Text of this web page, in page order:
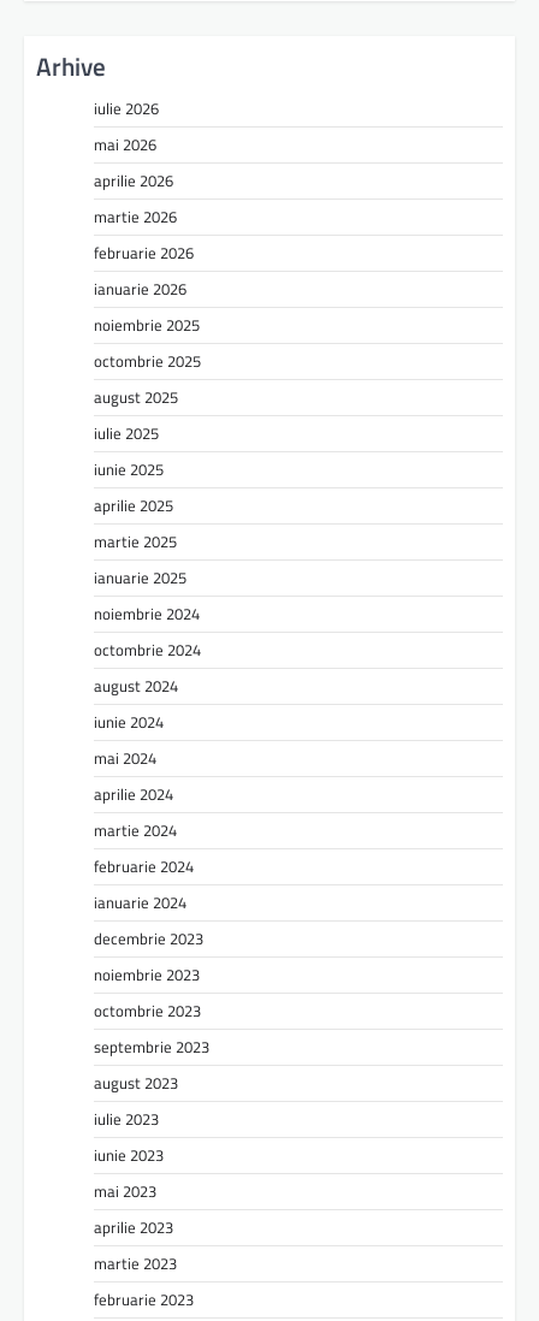
Arhive
iulie 2026
mai 2026
aprilie 2026
martie 2026
februarie 2026
ianuarie 2026
noiembrie 2025
octombrie 2025
august 2025
iulie 2025
iunie 2025
aprilie 2025
martie 2025
ianuarie 2025
noiembrie 2024
octombrie 2024
august 2024
iunie 2024
mai 2024
aprilie 2024
martie 2024
februarie 2024
ianuarie 2024
decembrie 2023
noiembrie 2023
octombrie 2023
septembrie 2023
august 2023
iulie 2023
iunie 2023
mai 2023
aprilie 2023
martie 2023
februarie 2023